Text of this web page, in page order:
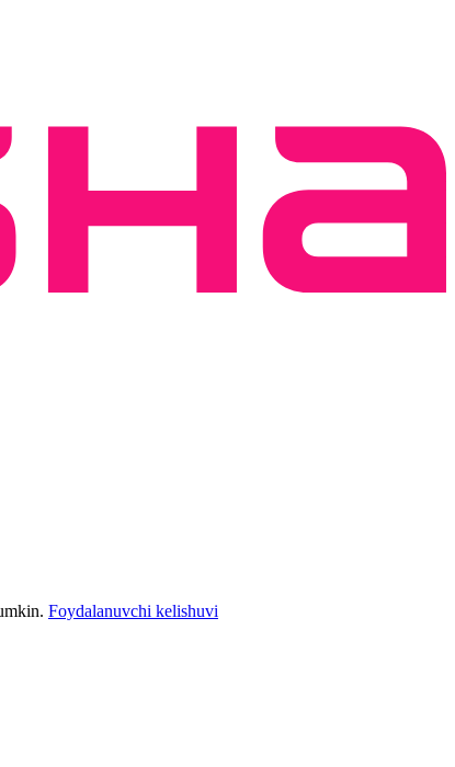
Foydalanuvchi kelishuvi